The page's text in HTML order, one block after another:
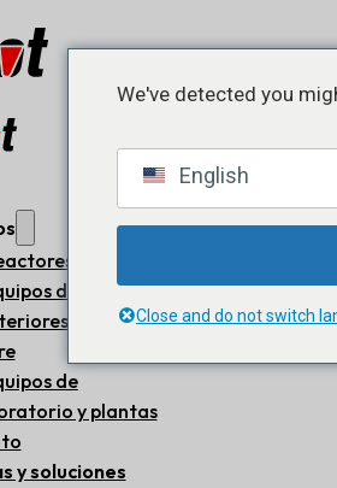
internos
de proceso
de la
de
y plantas
y soluciones
We've detected you
English
Close and do not switch